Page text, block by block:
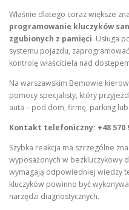
Właśnie dlatego coraz większe
programowanie kluczyków
zgubionych z pamięci. Usługa
systemu pojazdu,
kontrolę właściciela nad
Na warszawskim Bemowie
pomocy specjalisty, który
auta – pod dom, firmę, parking
Kontakt telefoniczny: +48 570
Szybka reakcja ma szczególne
wyposażonych w bezkluczykowy
wymagają odpowiedniej wiedzy
kluczyków powinno być
narzędzi diagnostycznych.